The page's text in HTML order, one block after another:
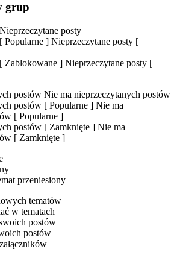
grup
Nieprzeczytane posty
Popularne ] Nieprzeczytane posty [
Zablokowane ] Nieprzeczytane posty [
postów Nie ma nieprzeczytanych postów
postów [ Popularne ] Nie ma
[ Popularne ]
postów [ Zamknięte ] Nie ma
[ Zamknięte ]
przeniesiony
tematów
w tematach
postów
postów